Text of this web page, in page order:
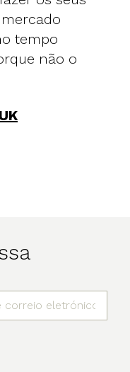
tempo
não o